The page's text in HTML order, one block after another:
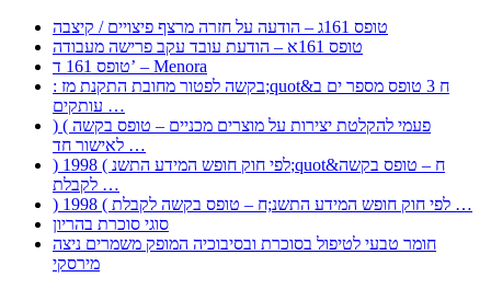
טופס 161ג – הודעה על חזרה מרצף פיצויים / קיצבה
טופס 161א – הודעת עובד עקב פרישה מעבודה
טופס 161 ד’ – Menora
: בקשה לפטור מחובת התקנת מז;quot&ח 3 טופס מספר ים ב
עותקים …
) ( פעמי להקלטת יצירות על מוצרים מכניים – טופס בקשה
לאישור חד …
) 1998 ( לפי חוק חופש המידע התשנ;quot&ח – טופס בקשה
לקבלת …
) 1998 ( לפי חוק חופש המידע התשנ;ח – טופס בקשה לקבלת …
סוגי סוכרת בהריון
חומר טבעי לטיפול בסוכרת ובסיבוכיה המופק משמרים ניצה
מירסקי